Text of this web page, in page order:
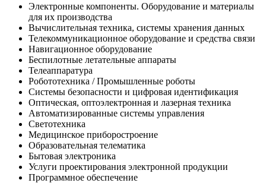
Электронные компоненты. Оборудование и материалы
для их производства
Вычислительная техника, системы хранения данных
Телекоммуникационное оборудование и средства связи
Навигационное оборудование
Беспилотные летательные аппараты
Телеаппаратура
Робототехника / Промышленные роботы
Системы безопасности и цифровая идентификация
Оптическая, оптоэлектронная и лазерная техника
Автоматизированные системы управления
Светотехника
Медицинское приборостроение
Образовательная телематика
Бытовая электроника
Услуги проектирования электронной продукции
Программное обеспечение